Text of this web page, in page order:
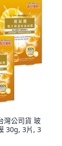
灣公司貨 玻
30g, 3片, 3